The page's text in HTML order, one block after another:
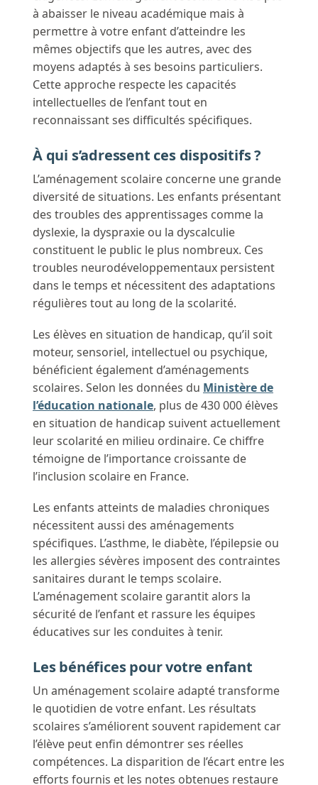
à abaisser le niveau académique mais à
permettre à votre enfant d’atteindre les
mêmes objectifs que les autres, avec des
moyens adaptés à ses besoins particuliers.
Cette approche respecte les capacités
intellectuelles de l’enfant tout en
reconnaissant ses difficultés spécifiques.
À qui s’adressent ces dispositifs ?
L’aménagement scolaire concerne une grande
diversité de situations. Les enfants présentant
des troubles des apprentissages comme la
dyslexie, la dyspraxie ou la dyscalculie
constituent le public le plus nombreux. Ces
troubles neurodéveloppementaux persistent
dans le temps et nécessitent des adaptations
régulières tout au long de la scolarité.
Les élèves en situation de handicap, qu’il soit
moteur, sensoriel, intellectuel ou psychique,
bénéficient également d’aménagements
scolaires. Selon les données du Ministère de
l’éducation nationale, plus de 430 000 élèves
en situation de handicap suivent actuellement
leur scolarité en milieu ordinaire. Ce chiffre
témoigne de l’importance croissante de
l’inclusion scolaire en France.
Les enfants atteints de maladies chroniques
nécessitent aussi des aménagements
spécifiques. L’asthme, le diabète, l’épilepsie ou
les allergies sévères imposent des contraintes
sanitaires durant le temps scolaire.
L’aménagement scolaire garantit alors la
sécurité de l’enfant et rassure les équipes
éducatives sur les conduites à tenir.
Les bénéfices pour votre enfant
Un aménagement scolaire adapté transforme
le quotidien de votre enfant. Les résultats
scolaires s’améliorent souvent rapidement car
l’élève peut enfin démontrer ses réelles
compétences. La disparition de l’écart entre les
efforts fournis et les notes obtenues restaure